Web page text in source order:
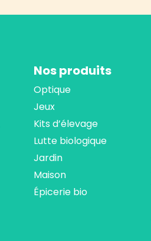
Nos produits
Optique
Jeux
Kits d’élevage
Lutte biologique
Jardin
Maison
Épicerie bio